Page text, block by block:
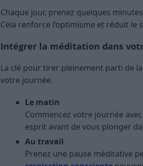
Chaque jour, prenez quelques
Cela renforce l’optimisme et réduit le
Intégrer la méditation dans
La clé pour tirer pleinement parti de
votre journée.
Le matin
Commencez votre journée
esprit avant de vous plonger
Au travail
Prenez une pause méditative